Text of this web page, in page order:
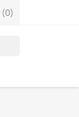
(0)